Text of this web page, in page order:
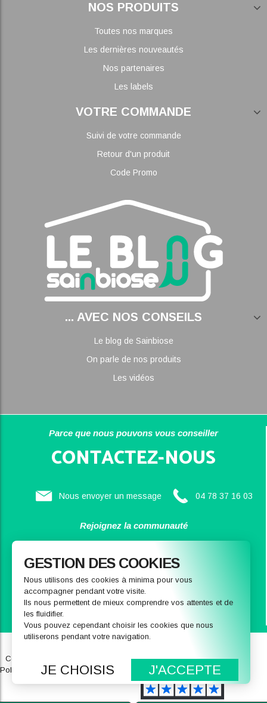
NOS PRODUITS
Toutes nos marques
Les dernières nouveautés
Nos partenaires
Les labels
VOTRE COMMANDE
Suivi de votre commande
Retour d'un produit
Code Promo
... AVEC NOS CONSEILS
Le blog de Sainbiose
On parle de nos produits
Les vidéos
Parce que nous pouvons vous conseiller
CONTACTEZ-NOUS
Nous envoyer un message 04 78 37 16 03
Rejoignez la communauté
SAINBIOSE
Conditions générales de ventes
FAQ
Politique de données personnelles
Recrutement
Mentions légales
GESTION DES COOKIES
Nous utilisons des cookies à minima pour vous
accompagner pendant votre visite.
Ils nous permettent de mieux comprendre vos attentes et de
les fluidifier.
Vous pouvez cependant choisir les cookies que nous
utiliserons pendant votre navigation.
JE CHOISIS J'ACCEPTE